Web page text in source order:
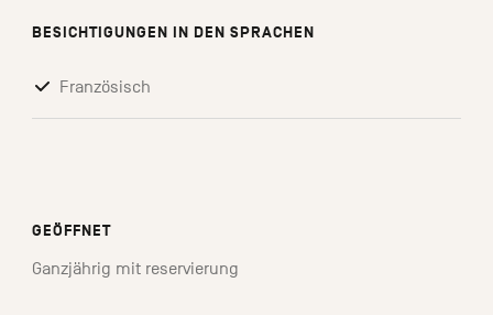
BESICHTIGUNGEN IN DEN SPRACHEN
Französisch
GEÖFFNET
Ganzjährig mit reservierung